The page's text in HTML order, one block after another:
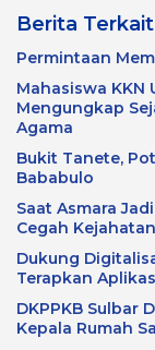
Berita Terkait
Permintaan
Mahasiswa KKN
Mengungkap
Agama
Bukit Tanete,
Bababulo
Saat Asmara
Cegah
Dukung
Terapkan
DKPPKB Sulbar
Kepala Rumah